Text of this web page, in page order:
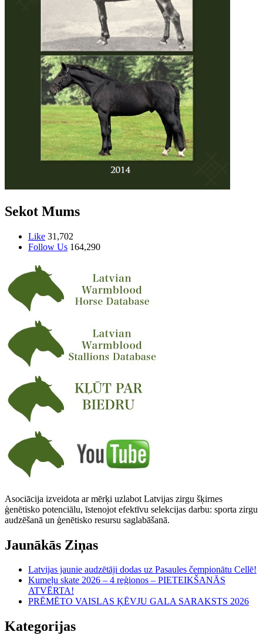
Sekot Mums
Like 31,702
Follow Us 164,290
Asociācija izveidota ar mērķi uzlabot Latvijas zirgu šķirnes
ģenētisko potenciālu, īstenojot efektīvu selekcijas darbu: sporta zirgu
audzēšanā un ģenētisko resursu saglabāšanā.
Jaunākās Ziņas
Latvijas jaunie audzētāji dodas uz Pasaules čempionātu Cellē!
Kumeļu skate 2026 – 4 reģionos – PIETEIKŠANĀS
ATVĒRTA!
PRĒMĒTO VAISLAS ĶĒVJU GALA SARAKSTS 2026
Kategorijas